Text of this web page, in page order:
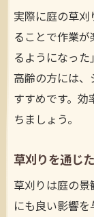
草刈
い方
庭の
工夫
草刈り頻
ント
季節
め方
実際に庭の草
ることで作業
るようになっ
高齢の方には
すすめです。
ちましょう。
草刈りを通じ
草刈りは庭の
にも良い影響